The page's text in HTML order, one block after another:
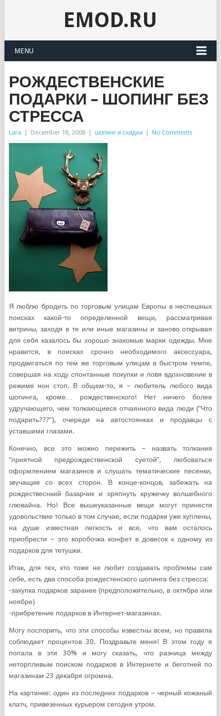
EMOD.RU
MENU
РОЖДЕСТВЕНСКИЕ
ПОДАРКИ – ШОПИНГ БЕЗ
СТРЕССА
Lara December 18, 2008 шопинг и скидки No Comments
Я люблю бродить по торговым улицам Европы в неспешных
поисках какой-то определенной вещи, рассматривая
витрины, заходя в те или иные магазины и заново открывая
для себя казалось бы хорошо знакомые марки одежды. Мне
нравится, в поисках срочно необходимого аксессуара,
продвигаться по тем же торговым улицам в быстром темпе,
совершая на ходу спонтанные покупки и ловя вдохновение в
режиме нон стоп. В общем-то, я – любитель любого вида
шопинга, кроме… рождественского! Нет ничего более
удручающего, чем толкающиеся отчаянного вида люди (“Что
подарить???”), очереди на автостоянках и продавцы с
уставшими глазами.
Конечно, все это можно пережить – назвать толкания
“приятной предрождественской суетой”, любоваться
оформлением магазинов и слушать тематические песенки,
звучащие со всех сторон. В конце-концов, забежать на
рождествеснкий базарчик и хряпнуть кружечку волшебного
глювайна. Но! Все вышеуказанные вещи могут принести
удовольствие только в том случае, если подарки уже куплены,
на душе известная легкость и все, что вам осталось
приобрести – это коробочка конфет в довесок к одному из
подарков для тетушки.
Итак, для тех, кто тоже не любит создавать проблемы сам
себе, есть два способа рождестенского шопинга без стресса:
-закупка подарков заранее (предположительно, в октябре или
ноябре)
-прибретение подарков в Интернет-магазинах.
Могу поспорить, что эти способы известны всем, но правила
соблюдает процентов 30. Поздравьте меня! В этом году я
попала в эти 30% и могу сказать, что разница между
неторпливым поиском подарков в Интернете и беготней по
магазинам 23 декабря огромна.
На картинке: один из последних подарков – черный кожаный
клатч, привезенных курьером сегодня утром.